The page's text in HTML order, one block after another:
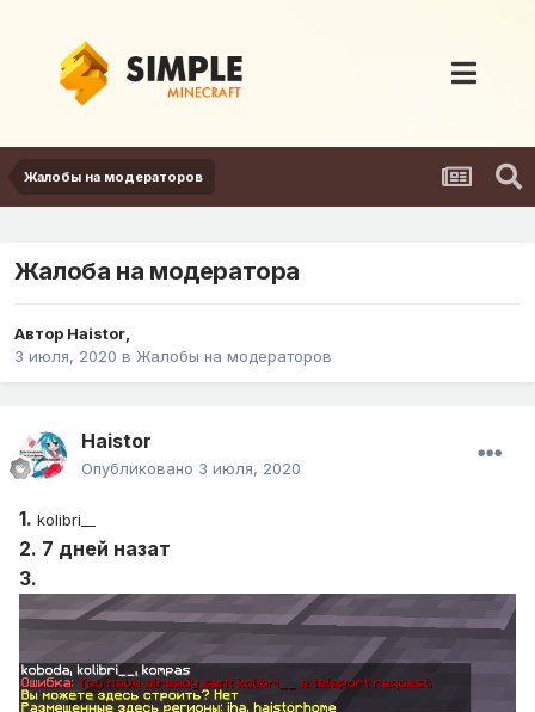
Жалобы на модераторов
Жалоба на модератора
Автор Haistor,
3 июля, 2020 в Жалобы на модераторов
Haistor
Опубликовано 3 июля, 2020
1. kolibri__
2. 7 дней назат
3.